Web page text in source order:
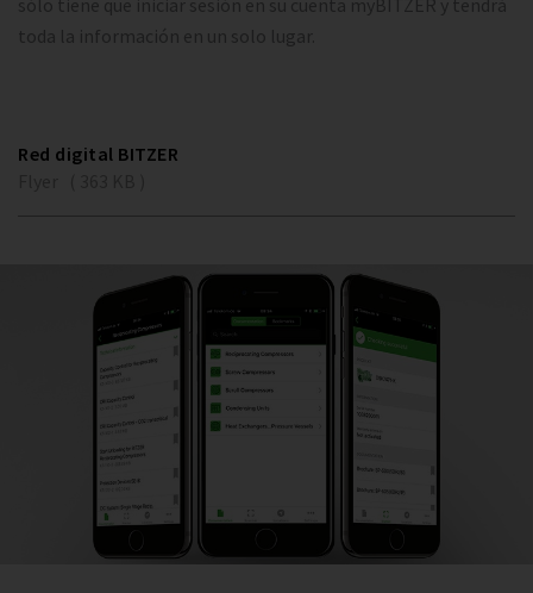
sólo tiene que iniciar sesión en su cuenta myBITZER y tendrá
toda la información en un solo lugar.
Red digital BITZER